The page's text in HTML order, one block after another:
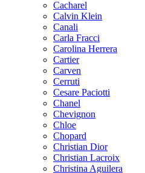
Cacharel
Calvin Klein
Canali
Carla Fracci
Carolina Herrera
Cartier
Carven
Cerruti
Cesare Paciotti
Chanel
Chevignon
Chloe
Chopard
Christian Dior
Christian Lacroix
Christina Aguilera